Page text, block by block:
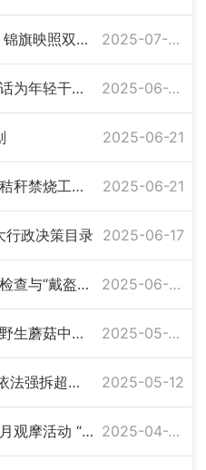
神鼎山镇：为军守家解纷争 锦旗映照双拥情 2025-07-07
神鼎山镇：专题学习谈心谈话为年轻干部拧紧作风“发条” 2025-06-23
2025-06-21
关于印发《神鼎山镇农作物秸秆禁烧工作实施方案》的通知 2025-06-21
行政决策目录 2025-06-17
神鼎山镇开展校车安全突击检查与“戴盔”劝导行动 2025-06-09
别拿生命去尝鲜！汨罗开展野生蘑菇中毒防控宣传活动 2025-05-26
“零容忍”动真格！神鼎山镇依法强拆超面积违建 2025-05-12
神鼎山镇举办政务公开主题月观摩活动 “三助养老”托起幸福夕阳红 2025-04-27